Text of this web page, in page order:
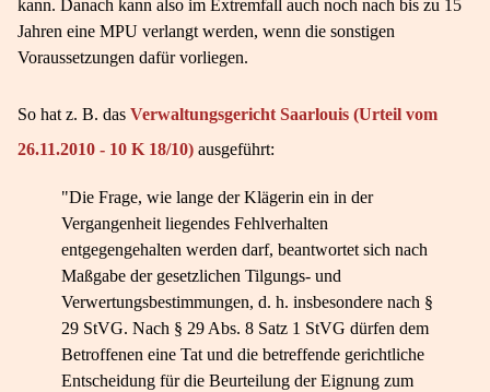
kann. Danach kann also im Extremfall auch noch nach bis zu 15
Jahren eine MPU verlangt werden, wenn die sonstigen
Voraussetzungen dafür vorliegen.
So hat z. B. das Verwaltungsgericht Saarlouis (Urteil vom
26.11.2010 - 10 K 18/10) ausgeführt:
"Die Frage, wie lange der Klägerin ein in der
Vergangenheit liegendes Fehlverhalten
entgegengehalten werden darf, beantwortet sich nach
Maßgabe der gesetzlichen Tilgungs- und
Verwertungsbestimmungen, d. h. insbesondere nach §
29 StVG. Nach § 29 Abs. 8 Satz 1 StVG dürfen dem
Betroffenen eine Tat und die betreffende gerichtliche
Entscheidung für die Beurteilung der Eignung zum